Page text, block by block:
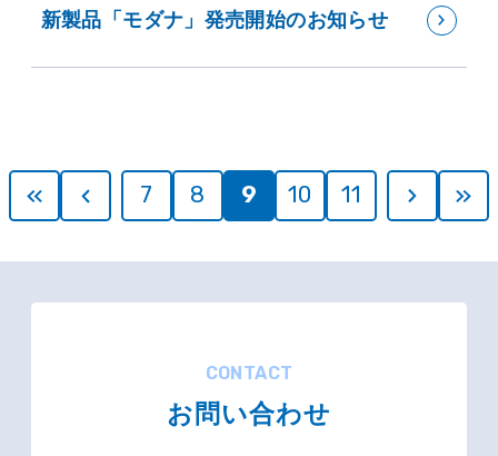
新製品「モダナ」発売開始のお知らせ
7 8 9 10 11
CONTACT
お問い合わせ